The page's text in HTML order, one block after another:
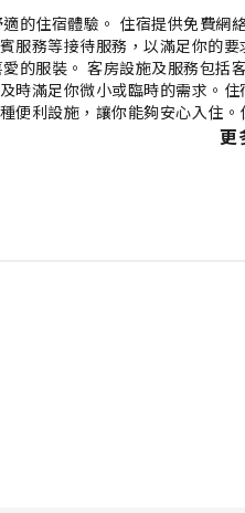
的住宿體驗。 住宿提供免費網
服務等接待服務，以滿足你的要
的服裝。 客房設施及服務包括
時滿足你微小或臨時的需求。住
便利設施，讓你能夠安心入住。
以享受各種室內娛樂設施，包更